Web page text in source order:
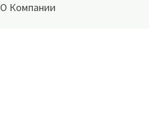
О Компании